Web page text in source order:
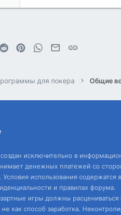
3
Reddit PinterestWhatsAppЭлектронная почта
для покера Общие
исключительно в
денежных платежей со
Условия использования содержатся в
и правилах форума.
игры должны расцениваться
не как способ заработка.